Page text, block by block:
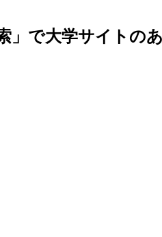
で大学サイトの